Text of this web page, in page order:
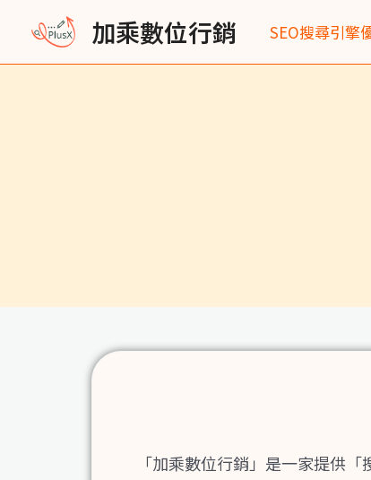
主
加乘數位行銷 SEO搜尋引擎
「加乘數位行銷」是一家提供